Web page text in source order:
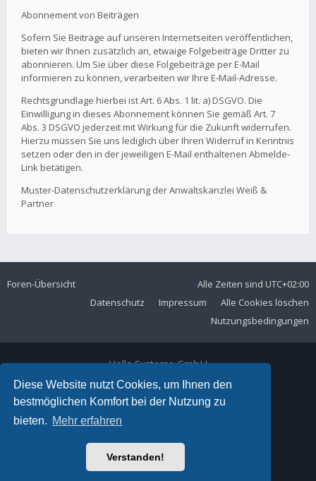
Diese Website nutzt Cookies, um Ihnen den
bestmöglichen Komfort bei der Nutzung zu
bieten. Mehr erfahren
Verstanden!
Abonnement von Beiträgen
Sofern Sie Beiträge auf unseren Internetseiten veröffentlichen,
bieten wir Ihnen zusätzlich an, etwaige Folgebeiträge Dritter zu
abonnieren. Um Sie über diese Folgebeiträge per E-Mail
informieren zu können, verarbeiten wir Ihre E-Mail-Adresse.
Rechtsgrundlage hierbei ist Art. 6 Abs. 1 lit. a) DSGVO. Die
Einwilligung in dieses Abonnement können Sie gemäß Art. 7
Abs. 3 DSGVO jederzeit mit Wirkung für die Zukunft widerrufen.
Hierzu müssen Sie uns lediglich über Ihren Widerruf in Kenntnis
setzen oder den in der jeweiligen E-Mail enthaltenen Abmelde-
Link betätigen.
Muster-Datenschutzerklärung der Anwaltskanzlei Weiß &
Partner
Foren-Übersicht Alle Zeiten sind UTC+02:00
Alle Cookies löschen
Impressum
Datenschutz
Nutzungsbedingungen
Volla Systeme GmbH
Kölner Straße 102
42897 Remscheid
Telefon:+49 2191 59897 61
E-Mail:
Ariki Theme by